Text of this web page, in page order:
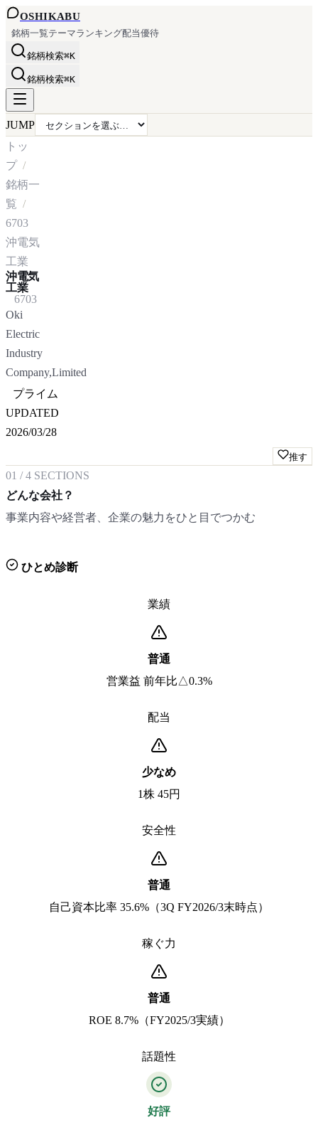
OSHIKABU
銘柄一覧テーマランキング配当優待
銘柄検索⌘K
銘柄検索⌘K
JUMP
トッ
プ
銘柄一
覧
6703
沖電気
工業
沖電気
工業
6703
Oki
Electric
Industry
Company,Limited
プライム
UPDATED
2026/03/28
推す
01 /4 SECTIONS
どんな会社？
事業内容や経営者、企業の魅力をひと目でつかむ
ひとめ診断
業績
普通
営業益 前年比△0.3%
配当
少なめ
1株 45円
安全性
普通
自己資本比率 35.6%（3Q FY2026/3末時点）
稼ぐ力
普通
ROE 8.7%（FY2025/3実績）
話題性
好評